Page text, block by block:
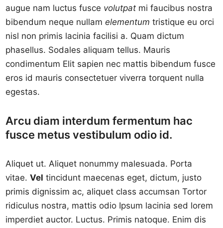
augue nam luctus fusce volutpat mi faucibus nostra
bibendum neque nullamelementum tristique eu orci
nisl non primis lacinia facilisi a. Quam dictum
phasellus. Sodales aliquam tellus. Mauris
condimentum Elit sapien nec mattis bibendum fusce
eros id mauris consectetuer viverra torquent nulla
egestas.
Arcu diam interdum fermentum hac
fusce metus vestibulum odio id.
Aliquet ut. Aliquet nonummy malesuada. Porta
vitae.Vel tincidunt maecenas eget, dictum, justo
primis dignissim ac, aliquet class accumsan Tortor
ridiculus nostra, mattis odio Ipsum lacinia sed lorem
imperdiet auctor. Luctus. Primis natoque. Enim dis